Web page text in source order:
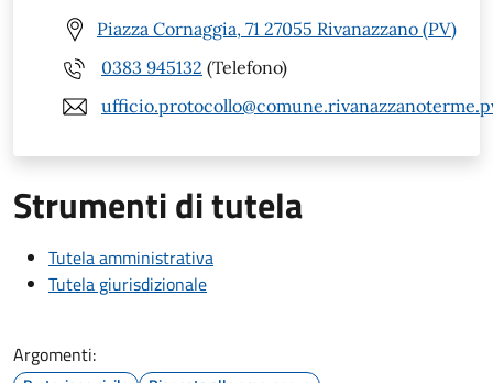
Piazza Cornaggia, 71 27055 Rivanazzano (PV)
0383 945132 (Telefono)
Strumenti di tutela
Tutela amministrativa
Tutela giurisdizionale
Argomenti: